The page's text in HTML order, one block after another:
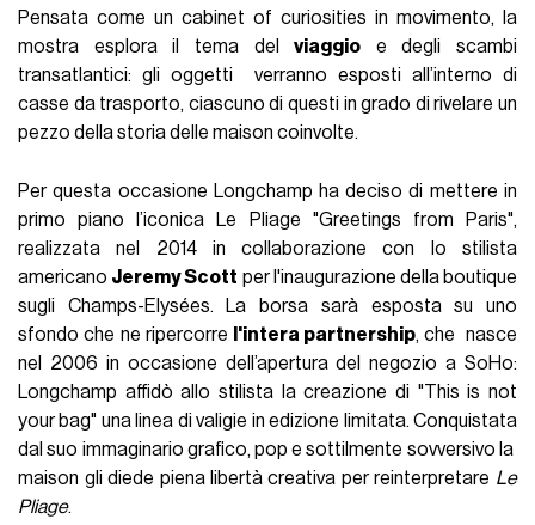
Pensata come un cabinet of curiosities in movimento, la
mostra esplora il tema delviaggio e degli scambi
transatlantici: gli oggetti verranno esposti all’interno di
casse da trasporto, ciascuno di questi in grado di rivelare un
pezzo della storia delle maison coinvolte.
Per questa occasione Longchamp ha deciso di mettere in
primo piano l’iconica Le Pliage "Greetings from Paris",
realizzata nel 2014 in collaborazione con lo stilista
americano Jeremy Scott per l'inaugurazione della boutique
sugli Champs-Elysées. La borsa sarà esposta su uno
sfondo che ne ripercorre
l'intera partnership, che nasce
nel 2006 in occasione dell’apertura del negozio a SoHo:
Longchamp affidò allo stilista la creazione di "This is not
your bag" una linea di valigie in edizione limitata. Conquistata
dal suo immaginario grafico, pop e sottilmente sovversivo la
maison gli diede piena libertà creativa per reinterpretare Le
Pliage.